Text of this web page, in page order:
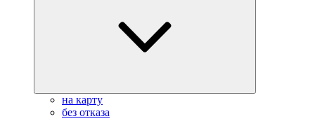
на карту
без отказа